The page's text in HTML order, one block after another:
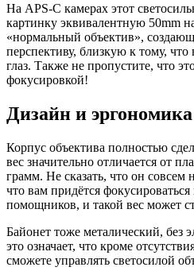
На APS-C камерах этот
картинку эквивалентную 50mm
«нормальный объектив»,
перспективу, близкую к тому,
глаз. Также не пропустите, что
фокусировкой!
Дизайн и эргономика
Корпус объектива полностью
вес значительно отличается от
грамм. Не сказать, что он
что вам придётся
помощников, и такой вес может
Байонет тоже металический, без
это означает, что кроме
сможете управлять светосилой